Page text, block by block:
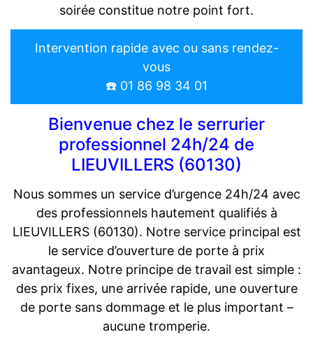
soirée constitue notre point fort.
Intervention rapide avec ou sans rendez-
vous
☎️ 01 86 98 34 01
Bienvenue chez le serrurier
professionnel 24h/24 de
LIEUVILLERS (60130)
Nous sommes un service d’urgence 24h/24 avec
des professionnels hautement qualifiés à
LIEUVILLERS (60130). Notre service principal est
le service d’ouverture de porte à prix
avantageux. Notre principe de travail est simple :
des prix fixes, une arrivée rapide, une ouverture
de porte sans dommage et le plus important –
aucune tromperie.